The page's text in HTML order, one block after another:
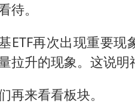
待。
ETF再次出现重要
拉升的现象。这说明
再来看看板块。